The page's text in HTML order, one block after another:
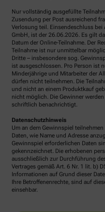
Nur vollständig ausgefüllte
Zusendung per Post ausreichend
Verlosung teil. Einsendeschluss bei
GmbH, ist der 26.06.2026. Es gilt
Datum der Online-Teilnahme. Der
Teilnahme ist nur unmittelbar
Dritte – insbesondere sog.
ist ausgeschlossen. Pro Person ist
Minderjährige und Mitarbeiter der
dürfen nicht teilnehmen. Die
und nicht an einem Produktkauf
nicht möglich. Die Gewinner
schriftlich benachrichtigt.
Datenschutzhinweis
Um an dem Gewinnspiel
Daten, wie Name und Adresse
Gewinnspiel erforderlichen Daten
gekennzeichnet. Die erhobenen
ausschließlich zur Durchführung
Vertrages gemäß Art. 6 Nr. 1 lit. b)
Informationen auf Grund dieser
Ihre Betroffenenrechte, sind auf
einsehbar.